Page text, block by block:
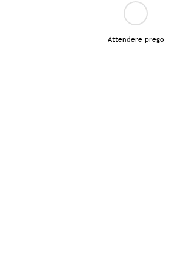
Attendere prego